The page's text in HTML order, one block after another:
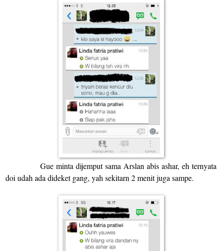
Gue minta dijemput sama Arslan abis ashar, eh ternyata
doi udah ada dideket gang, yah sekitarn 2 menit juga sampe.